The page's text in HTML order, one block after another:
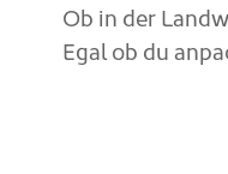
Ob in der
Egal ob du